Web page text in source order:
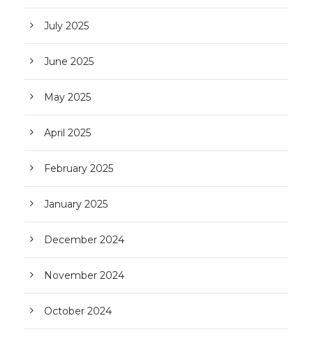
July 2025
June 2025
May 2025
April 2025
February 2025
January 2025
December 2024
November 2024
October 2024